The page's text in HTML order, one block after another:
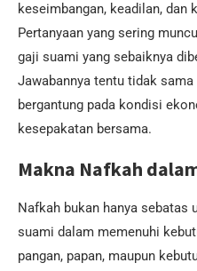
keseimbangan, keadilan, dan
Pertanyaan yang sering
gaji suami yang sebaiknya
Jawabannya tentu tidak
bergantung pada kondisi
kesepakatan bersama.
Makna Nafkah
Nafkah bukan hanya sebatas
suami dalam memenuhi
pangan, papan, maupun